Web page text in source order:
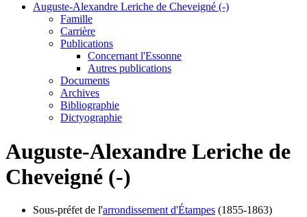
Auguste-Alexandre Leriche de Cheveigné (-)
Famille
Carrière
Publications
Concernant l'Essonne
Autres publications
Documents
Archives
Bibliographie
Dictyographie
Auguste-Alexandre Leriche de
Cheveigné (-)
Sous-préfet de l'arrondissement d'Étampes (1855-1863)